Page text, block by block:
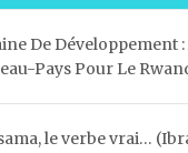
k
e
dI
n
ai
l
ta
g
er
De Développement
Pays Pour Le
le verbe vrai…